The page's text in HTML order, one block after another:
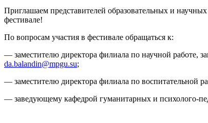
Приглашаем представителей образовательных и
фестивале!
По вопросам участия в фестивале обращаться к:
— заместителю директора филиала по научной работе,
da.balandin@mpgu.su;
— заместителю директора филиала по воспитательной
— заведующему кафедрой гуманитарных и психолого-